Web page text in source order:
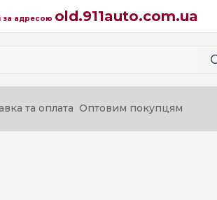
за адресою old.911auto.com.ua
та оплата Оптовим покупцям